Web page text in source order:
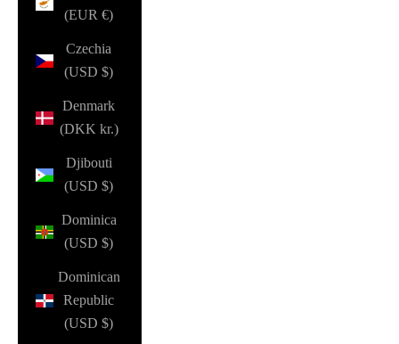
(EUR €)
Czechia
(USD $)
Denmark
(DKK kr.)
Djibouti
(USD $)
Dominica
(USD $)
Dominican
Republic
(USD $)